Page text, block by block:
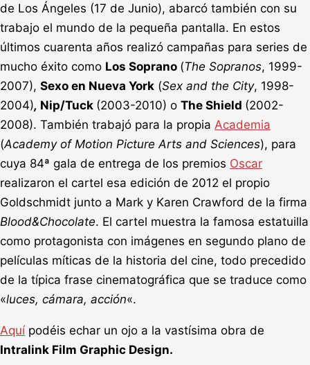
de Los Ángeles (17 de Junio), abarcó también con su
trabajo el mundo de la pequeña pantalla. En estos
últimos cuarenta años realizó campañas para series de
mucho éxito como Los Soprano (The Sopranos, 1999-
2007), Sexo en Nueva York (Sex and the City, 1998-
2004), Nip/Tuck (2003-2010) o The Shield (2002-
2008). También trabajó para la propia Academia
(Academy of Motion Picture Arts and Sciences), para
cuya 84ª gala de entrega de los premios Oscar
realizaron el cartel esa edición de 2012 el propio
Goldschmidt junto a Mark y Karen Crawford de la firma
Blood&Chocolate. El cartel muestra la famosa estatuilla
como protagonista con imágenes en segundo plano de
películas míticas de la historia del cine, todo precedido
de la típica frase cinematográfica que se traduce como
«luces, cámara, acción«.
Aquípodéis echar un ojo a la vastísima obra de
Intralink Film Graphic Design.